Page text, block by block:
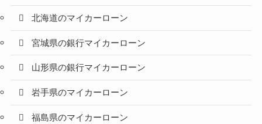
北海道のマイカーローン
宮城県の銀行マイカーローン
山形県の銀行マイカーローン
岩手県のマイカーローン
福島県のマイカーローン